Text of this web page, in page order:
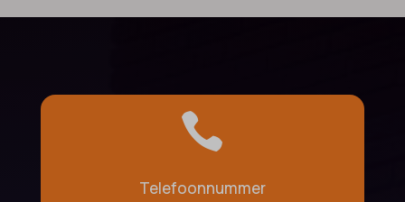

Telefoonnummer